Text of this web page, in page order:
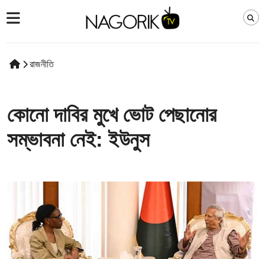
রাজনীতি
কোনো দাবির মুখে ভোট পেছানোর
সম্ভাবনা নেই: ইউনুস